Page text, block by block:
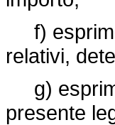
f)
relativi,
g)
presente